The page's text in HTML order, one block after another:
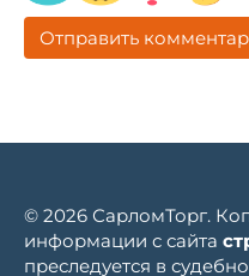
© 2026 СарломТорг.
информации с сайта
преследуется в